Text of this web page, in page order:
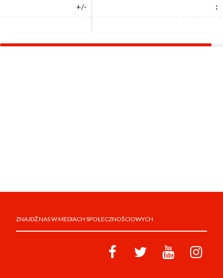
+/- :
+/- :
ZNAJDŹ NAS W MEDIACH SPOŁECZNOŚCIOWYCH